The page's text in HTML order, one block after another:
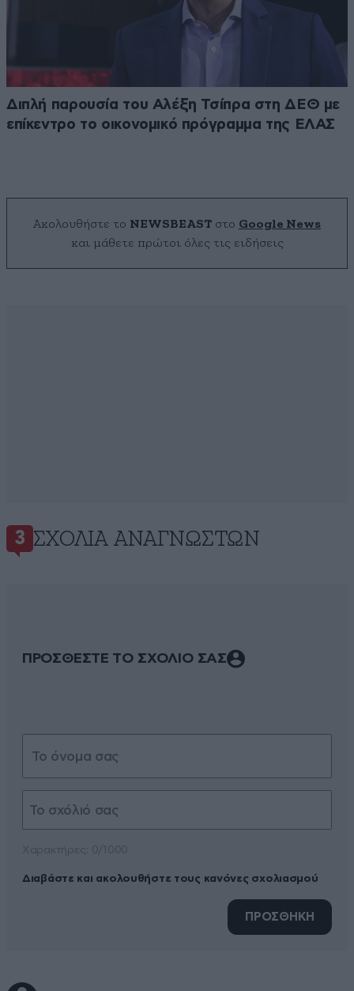
Διπλή παρουσία του Αλέξη Τσίπρα στη ΔΕΘ με
επίκεντρο το οικονομικό πρόγραμμα της ΕΛΑΣ
Ακολουθήστε το NEWSBEAST στο Google News
και μάθετε πρώτοι όλες τις ειδήσεις
3 ΣΧΌΛΙΑ ΑΝΑΓΝΩΣΤΏΝ
ΠΡΟΣΘΕΣΤΕ ΤΟ ΣΧΟΛΙΟ ΣΑΣ
Διαβάστε και ακολουθήστε τους κανόνες σχολιασμού
ΠΡΟΣΘΗΚΗ